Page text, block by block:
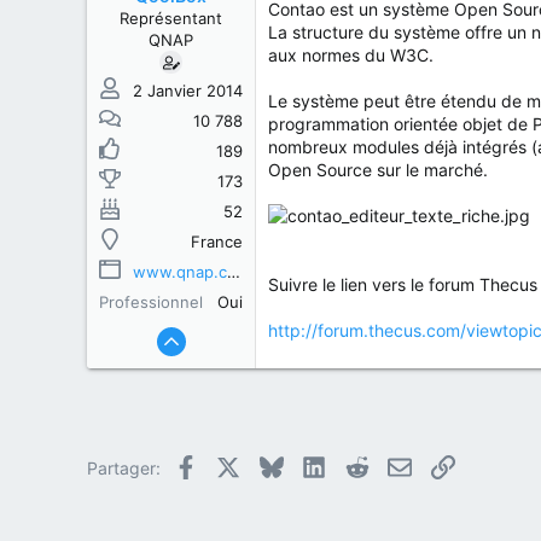
t
u
Représentant
QNAP
2 Janvier 2014
10 788
189
173
52
France
www.qnap.com
Professionnel
Oui
Contao est un système Open
La structure du système offre un
aux normes du W3C.
Le système peut être étendu de
programmation orientée objet de
nombreux modules déjà intégrés
Open Source sur le marché.
Suivre le lien vers le forum Thecus
http://forum.thecus.com/
Partager: Facebook BlueskyLinkedIn
RedditE-mailLien